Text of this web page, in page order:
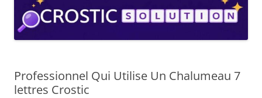
Professionnel Qui Utilise Un Chalumeau 7
lettres Crostic